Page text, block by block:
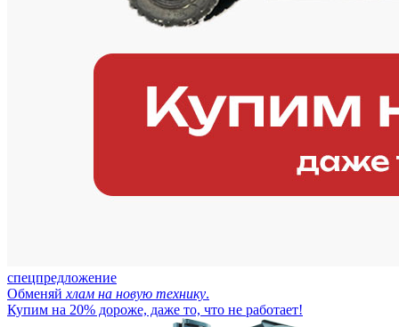
спецпредложение
Обменяй хлам на новую технику.
Купим на 20% дороже, даже то, что не работает!